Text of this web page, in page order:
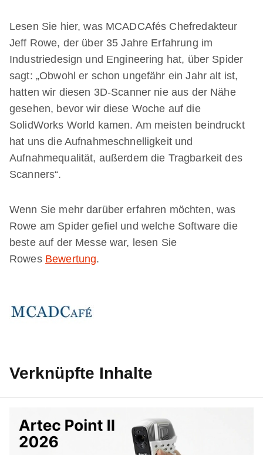
Lesen Sie hier, was MCADCAfés Chefredakteur
Jeff Rowe, der über 35 Jahre Erfahrung im
Industriedesign und Engineering hat, über Spider
sagt: „Obwohl er schon ungefähr ein Jahr alt ist,
hatten wir diesen 3D-Scanner nie aus der Nähe
gesehen, bevor wir diese Woche auf die
SolidWorks World kamen. Am meisten beindruckt
hat uns die Aufnahmeschnelligkeit und
Aufnahmequalität, außerdem die Tragbarkeit des
Scanners“.
Wenn Sie mehr darüber erfahren möchten, was
Rowe am Spider gefiel und welche Software die
beste auf der Messe war, lesen Sie
Rowes Bewertung.
Verknüpfte Inhalte